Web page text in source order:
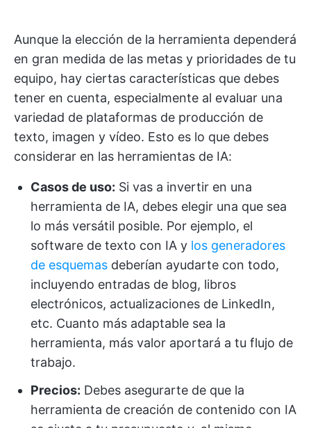
Aunque la elección de la herramienta dependerá
en gran medida de las metas y prioridades de tu
equipo, hay ciertas características que debes
tener en cuenta, especialmente al evaluar una
variedad de plataformas de producción de
texto, imagen y vídeo. Esto es lo que debes
considerar en las herramientas de IA:
Casos de uso: Si vas a invertir en una
herramienta de IA, debes elegir una que sea
lo más versátil posible. Por ejemplo, el
software de texto con IA y los generadores
de esquemas deberían ayudarte con todo,
incluyendo entradas de blog, libros
electrónicos, actualizaciones de LinkedIn,
etc. Cuanto más adaptable sea la
herramienta, más valor aportará a tu flujo de
trabajo.
Precios: Debes asegurarte de que la
herramienta de creación de contenido con IA